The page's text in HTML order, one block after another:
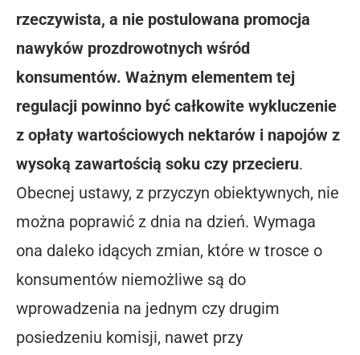
rzeczywista, a nie postulowana promocja
nawyków prozdrowotnych wśród
konsumentów. Ważnym elementem tej
regulacji powinno być całkowite wykluczenie
z opłaty wartościowych nektarów i napojów z
wysoką zawartością soku czy przecieru.
Obecnej ustawy, z przyczyn obiektywnych, nie
można poprawić z dnia na dzień. Wymaga
ona daleko idących zmian, które w trosce o
konsumentów niemożliwe są do
wprowadzenia na jednym czy drugim
posiedzeniu komisji, nawet przy